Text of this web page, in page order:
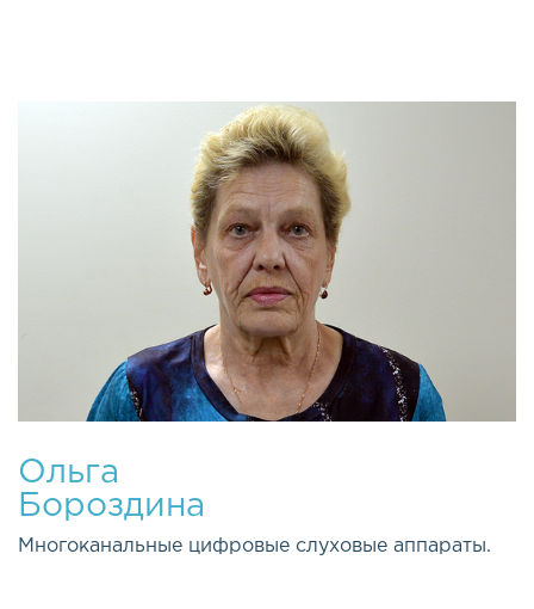
Ольга
Бороздина
Многоканальные цифровые слуховые аппараты.